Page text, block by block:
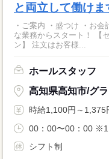
と両立して働けま
・ご案内 ・盛つけ ・お
な業務からスタート！ 【セルフオーダー導入なので接客がカンタ
ン】 注文はお客様...
ホールスタッフ
高知県高知市/グ
時給1,100円～1,375
00：00〜00：00 ※1
シフト制